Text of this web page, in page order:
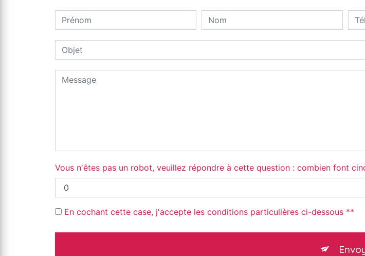
Vous n'êtes pas un robot, veuillez répondre à cette question : combien font
En cochant cette case, j'accepte les conditions particulières ci-dessous **